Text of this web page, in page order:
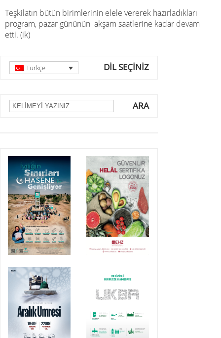
Teşkilatın bütün birimlerinin elele vererek hazırladıkları
program, pazar gününün akşam saatlerine kadar devam
etti. (ik)
DİL SEÇİNİZ
Türkçe
ARA